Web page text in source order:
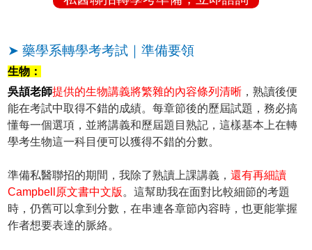
➤ 藥學系轉學考考試｜準備要領
生物：
吳頡老師提供的生物講義將繁雜的內容條列清晰 ，熟讀後便
能在考試中取得不錯的成績。每章節後的歷屆試題，務必搞
懂每一個選項，並將講義和歷屆題目熟記，這樣基本上在轉
學考生物這一科目便可以獲得不錯的分數。
準備私醫聯招的期間，我除了熟讀上課講義，還有再細讀
Campbell原文書中文版。這幫助我在面對比較細節的考題
時，仍舊可以拿到分數，在串連各章節內容時，也更能掌握
作者想要表達的脈絡。